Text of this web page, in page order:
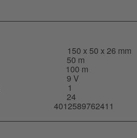
150 x 50 x 26 mm
50 m
100 m
9 V
1
24
4012589762411